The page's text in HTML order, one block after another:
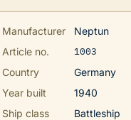
Manufacturer
Neptun
Article no.
1003
Country
Germany
Year built
1940
Ship class
Battleship